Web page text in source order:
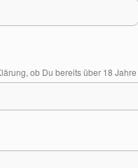
ob Du bereits über 18